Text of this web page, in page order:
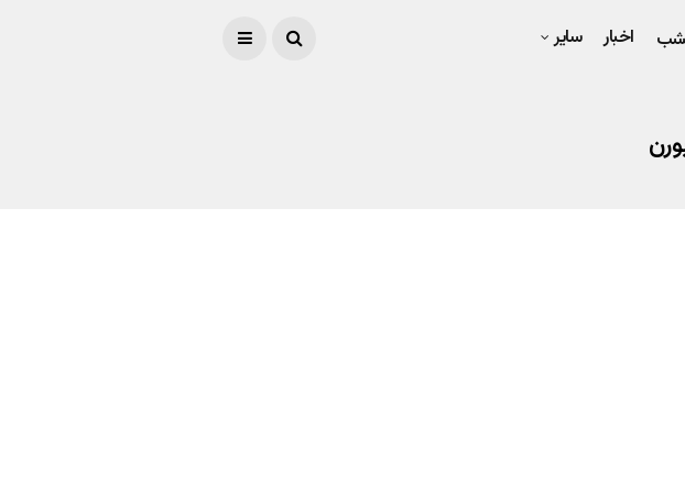
اخبار سایر